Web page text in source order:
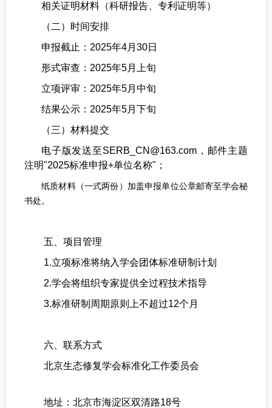
相关证明材料（科研报告、专利证明等）
（二）时间安排
申报截止：2025年4月30日
形式审查：2025年5月上旬
立项评审：2025年5月中旬
结果公示：2025年5月下旬
（三）材料提交
电子版发送至SERB_CN@163.com，邮件主题
注明"2025标准申报+单位名称"；
纸质材料（一式两份）加盖申报单位公章邮寄至学会秘
书处。
五、项目管理
1.立项标准将纳入学会团体标准研制计划
2.学会将组织专家提供全过程技术指导
3.标准研制周期原则上不超过12个月
六、联系方式
北京生态修复学会标准化工作委员会
地址：北京市海淀区双清路18号